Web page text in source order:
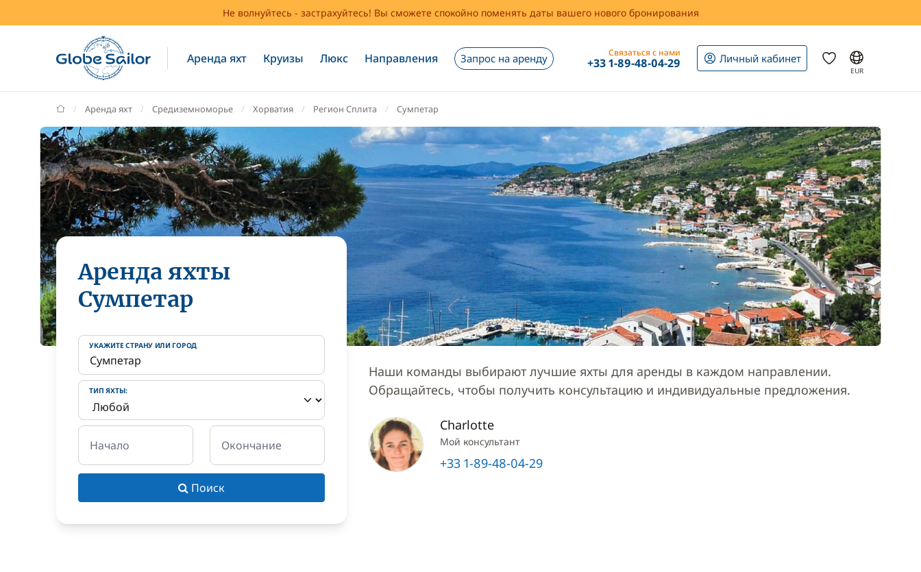
Не волнуйтесь - застрахуйтесь! Вы сможете спокойно поменять даты вашего нового бронирования
Аренда яхт Круизы Люкс Направления Запрос на аренду Связаться с нами
+33 1-89-48-04-29 Личный кабинет
EUR
GlobeSailor
Аренда яхт Средиземноморье Хорватия Регион Сплита Сумпетар
Аренда яхты
Сумпетар
УКАЖИТЕ СТРАНУ ИЛИ ГОРОД
ТИП ЯХТЫ:
Начало Окончание
Поиск
Наши команды выбирают лучшие яхты для аренды в каждом направлении.
Обращайтесь, чтобы получить консультацию и индивидуальные предложения.
Charlotte
Мой консультант
+33 1-89-48-04-29